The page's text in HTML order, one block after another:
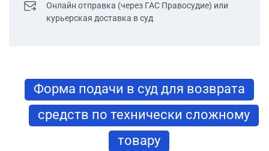
Онлайн отправка (через ГАС Правосудие) или
курьерская доставка в суд
Форма подачи в суд для возврата
средств по технически сложному
товару